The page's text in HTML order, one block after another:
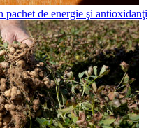
pachet de energie şi antioxidanţi